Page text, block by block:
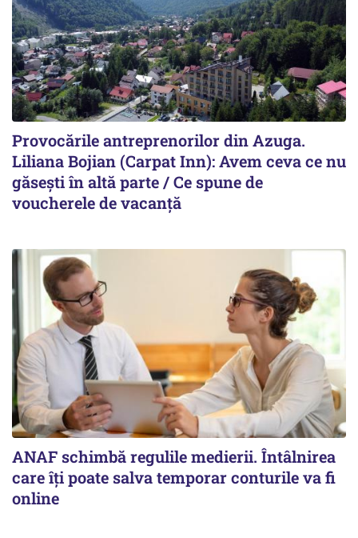
Provocările antreprenorilor din Azuga.
Liliana Bojian (Carpat Inn): Avem ceva ce nu
găsești în altă parte / Ce spune de
voucherele de vacanță
ANAF schimbă regulile medierii. Întâlnirea
care îți poate salva temporar conturile va fi
online